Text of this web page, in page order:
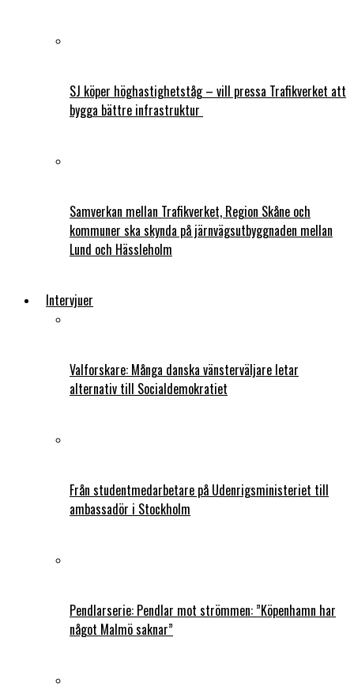
SJ köper höghastighetståg – vill pressa Trafikverket att
bygga bättre infrastruktur
Samverkan mellan Trafikverket, Region Skåne och
kommuner ska skynda på järnvägsutbyggnaden mellan
Lund och Hässleholm
Intervjuer
Valforskare: Många danska vänsterväljare letar
alternativ till Socialdemokratiet
Från studentmedarbetare på Udenrigsministeriet till
ambassadör i Stockholm
Pendlarserie: Pendlar mot strömmen: ”Köpenhamn har
något Malmö saknar”